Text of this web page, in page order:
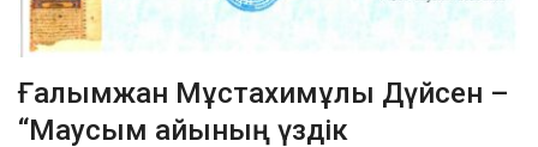
Ғалымжан Мұстахимұлы Дүйсен –
“Маусым айының үздік